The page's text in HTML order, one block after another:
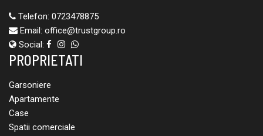
Telefon: 0723478875
Email: office@trustgroup.ro
Social:
PROPRIETATI
Garsoniere
Apartamente
Case
Spatii comerciale